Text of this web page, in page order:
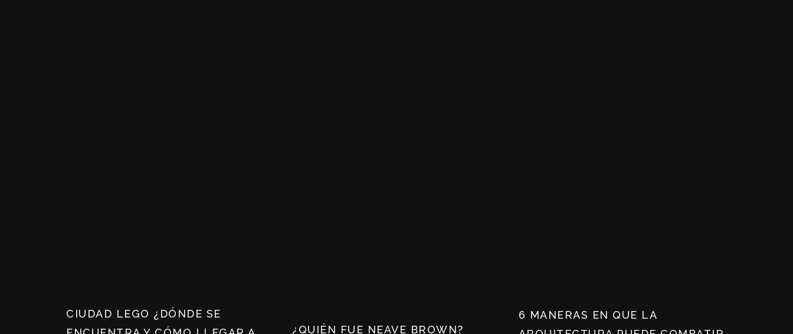
CIUDAD LEGO ¿DÓNDE SE
¿QUIÉN FUE NEAVE BROWN?
6 MANERAS EN QUE LA